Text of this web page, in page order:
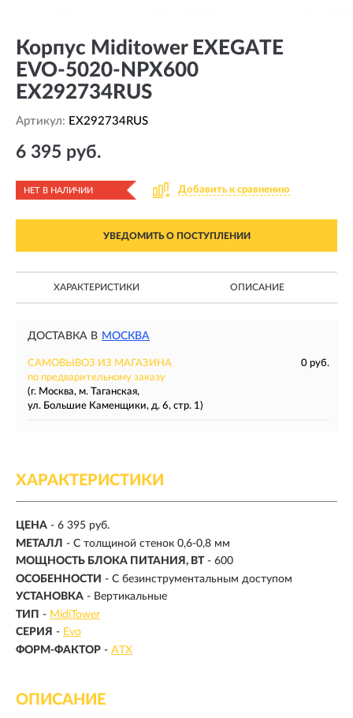
Корпус Miditower EXEGATE
EVO-5020-NPX600
EX292734RUS
Артикул: EX292734RUS
6 395 руб.
НЕТ В НАЛИЧИИ Добавить к сравнению
УВЕДОМИТЬ О ПОСТУПЛЕНИИ
ХАРАКТЕРИСТИКИ ОПИСАНИЕ
ДОСТАВКА В МОСКВА
САМОВЫВОЗ ИЗ МАГАЗИНА
0 руб.
по предварительному заказу
(г. Москва, м. Таганская,
ул. Большие Каменщики, д. 6, стр. 1)
ХАРАКТЕРИСТИКИ
ЦЕНА - 6 395 руб.
МЕТАЛЛ - С толщиной стенок 0,6-0,8 мм
МОЩНОСТЬ БЛОКА ПИТАНИЯ, ВТ - 600
ОСОБЕННОСТИ - С безинструментальным доступом
УСТАНОВКА - Вертикальные
ТИП - MidiTower
СЕРИЯ - Evo
ФОРМ-ФАКТОР - ATX
ОПИСАНИЕ